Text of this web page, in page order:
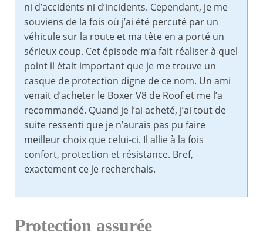
ni d’accidents ni d’incidents. Cependant, je me
souviens de la fois où j’ai été percuté par un
véhicule sur la route et ma tête en a porté un
sérieux coup. Cet épisode m’a fait réaliser à quel
point il était important que je me trouve un
casque de protection digne de ce nom. Un ami
venait d’acheter le Boxer V8 de Roof et me l’a
recommandé. Quand je l’ai acheté, j’ai tout de
suite ressenti que je n’aurais pas pu faire
meilleur choix que celui-ci. Il allie à la fois
confort, protection et résistance. Bref,
exactement ce je recherchais.
Protection assurée